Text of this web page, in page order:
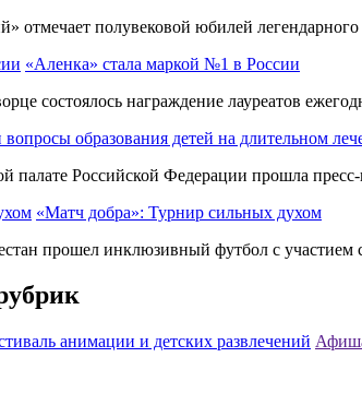
отмечает полувековой юбилей
«Аленка» стала маркой №1 в России
состоялось награждение лауреатов
палате Российской Федерации прошла
«Матч добра»: Турнир сильных духом
прошел инклюзивный футбол с участием